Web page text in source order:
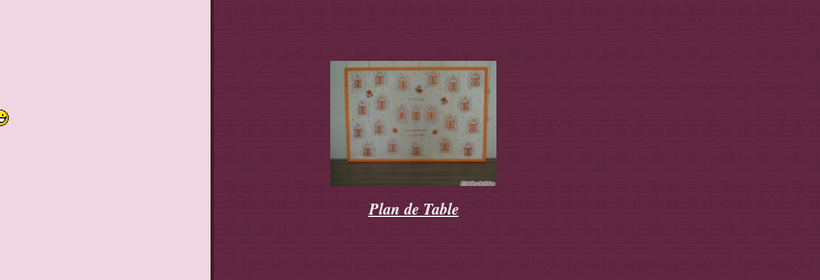
Plan de Table